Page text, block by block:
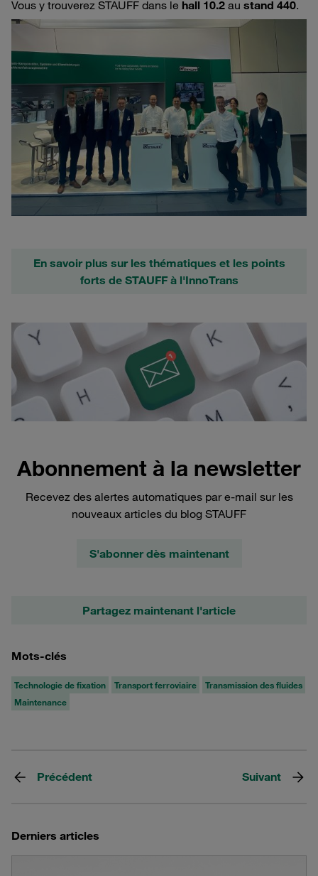
Vous y trouverez STAUFF dans le hall 10.2 au stand 440.
En savoir plus sur les thématiques et les points
forts de STAUFF à l'InnoTrans
Abonnement à la newsletter
Recevez des alertes automatiques par e-mail sur les
nouveaux articles du blog STAUFF
S'abonner dès maintenant
Partagez maintenant l'article
Mots-clés
Technologie de fixation Transport ferroviaire
Transmission des fluides
Maintenance
Précédent Suivant
Derniers articles